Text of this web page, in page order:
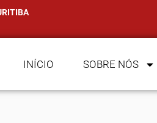
INÍCIO SOBRE NÓS